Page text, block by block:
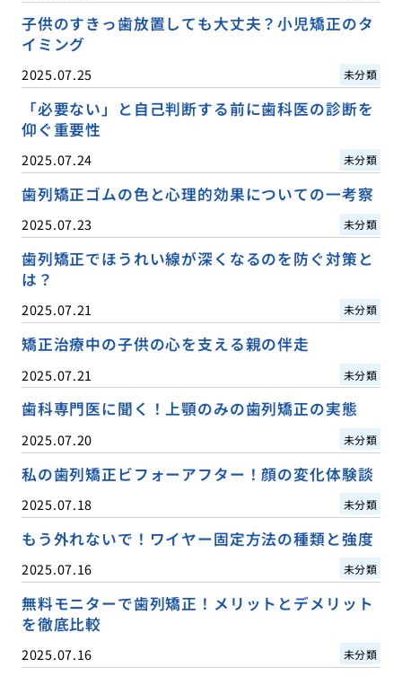
子供のすきっ歯放置しても大丈夫？小児矯正のタ
イミング
2025.07.25 未分類
「必要ない」と自己判断する前に歯科医の診断を
仰ぐ重要性
2025.07.24 未分類
歯列矯正ゴムの色と心理的効果についての一考察
2025.07.23 未分類
歯列矯正でほうれい線が深くなるのを防ぐ対策と
は？
2025.07.21 未分類
矯正治療中の子供の心を支える親の伴走
2025.07.21 未分類
歯科専門医に聞く！上顎のみの歯列矯正の実態
2025.07.20 未分類
私の歯列矯正ビフォーアフター！顔の変化体験談
2025.07.18 未分類
もう外れないで！ワイヤー固定方法の種類と強度
2025.07.16 未分類
無料モニターで歯列矯正！メリットとデメリット
を徹底比較
2025.07.16 未分類